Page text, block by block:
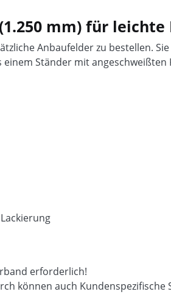
mm) für
Anbaufelder zu bestellen.
Ständer mit
erforderlich!
können auch